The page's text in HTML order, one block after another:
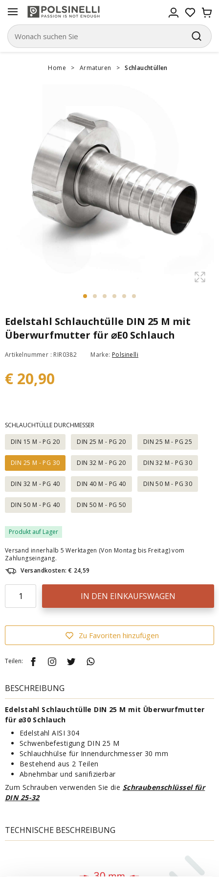
Home > Armaturen > Schlauchtüllen
Edelstahl Schlauchtülle DIN 25 M mit
Überwurfmutter für ⌀E0 Schlauch
Artikelnummer : RIR0382 Marke: Polsinelli
€ 20,90
SCHLAUCHTÜLLE DURCHMESSER
DIN 15 M - PG 20
DIN 25 M - PG 20 DIN 25 M - PG 25
DIN 25 M - PG 30 DIN 32 M - PG 20 DIN 32 M - PG 30
DIN 32 M - PG 40 DIN 40 M - PG 40 DIN 50 M - PG 30
DIN 50 M - PG 40 DIN 50 M - PG 50
Produkt auf Lager
Versand innerhalb 5 Werktagen (Von Montag bis Freitag) vom
Zahlungseingang.
Versandkosten: € 24,59
IN DEN EINKAUFSWAGEN
Zu Favoriten hinzufügen
Teilen:
BESCHREIBUNG
Edelstahl Schlauchtülle DIN 25 M mit Überwurfmutter
für ⌀30 Schlauch
Edelstahl AISI 304
Schwenbefestigung DIN 25 M
Schlauchhülse für Innendurchmesser 30 mm
Bestehend aus 2 Teilen
Abnehmbar und sanifizierbar
Zum Schrauben verwenden Sie die Schraubenschlüssel für
DIN 25-32
TECHNISCHE BESCHREIBUNG